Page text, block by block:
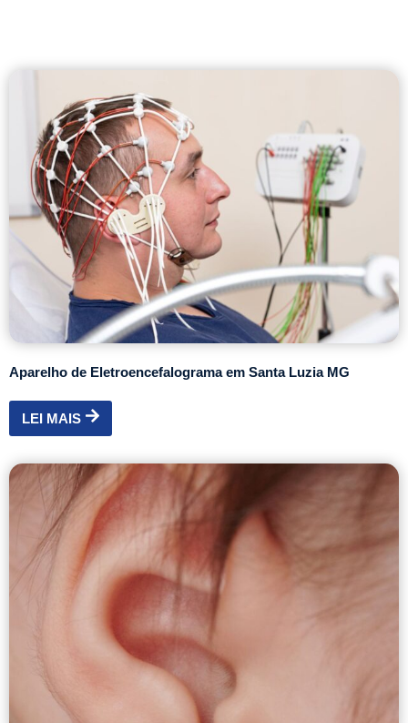
Aparelho de Eletroencefalograma em Santa Luzia MG
LEI MAIS